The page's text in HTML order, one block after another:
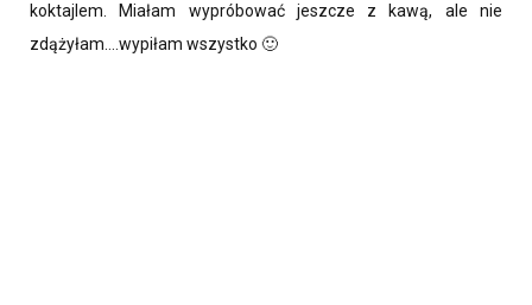
koktajlem. Miałam wypróbować jeszcze z kawą, ale nie
zdążyłam….wypiłam wszystko 🙂